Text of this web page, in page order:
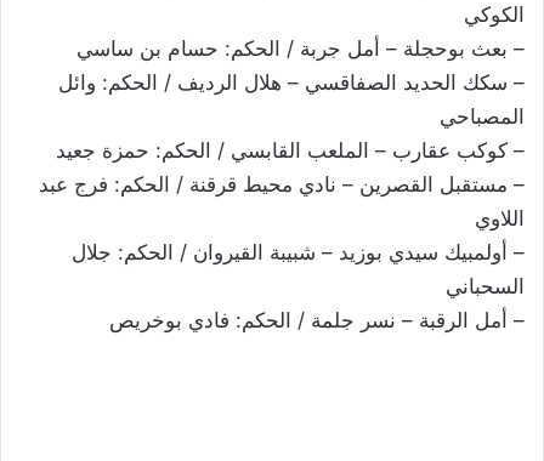
الكوكي
– بعث بوحجلة – أمل جربة / الحكم: حسام بن ساسي
– سكك الحديد الصفاقسي – هلال الرديف / الحكم: وائل
المصباحي
– كوكب عقارب – الملعب القابسي / الحكم: حمزة جعيد
– مستقبل القصرين – نادي محيط قرقنة / الحكم: فرج عبد
اللاوي
– أولمبيك سيدي بوزيد – شبيبة القيروان / الحكم: جلال
السحباني
– أمل الرقبة – نسر جلمة / الحكم: فادي بوخريص